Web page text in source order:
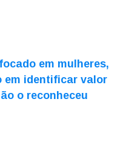
em mulheres,
em identificar valor
o reconheceu